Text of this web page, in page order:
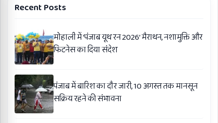
Recent Posts
मोहाली में ‘पंजाब यूथ रन 2026’ मैराथन, नशामुक्ति और
फिटनेस का दिया संदेश
पंजाब में बारिश का दौर जारी, 10 अगस्त तक मानसून
सक्रिय रहने की संभावना